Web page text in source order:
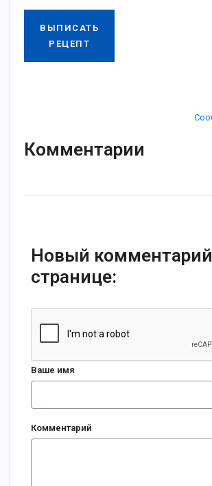
ВЫПИСАТЬ
РЕЦЕПТ
Комментарии
Новый
странице:
Ваше имя
Комментарий